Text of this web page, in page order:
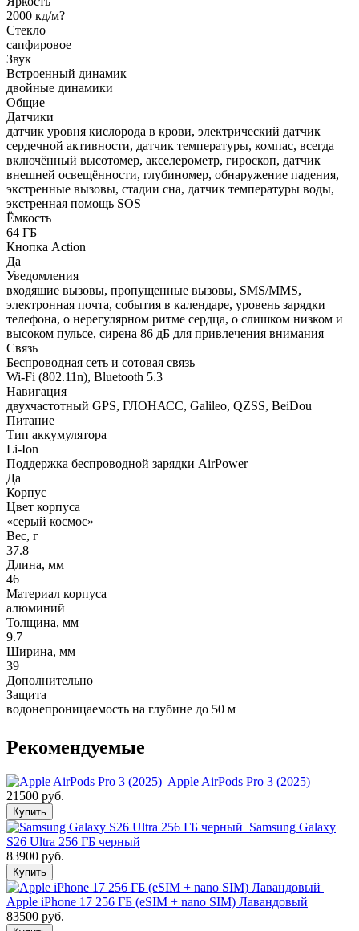
2000 кд/м?
Стекло
сапфировое
Звук
Встроенный динамик
двойные динамики
Общие
Датчики
датчик уровня кислорода в крови, электрический датчик
сердечной активности, датчик температуры, компас, всегда
включённый высотомер, акселерометр, гироскоп, датчик
внешней освещённости, глубиномер, обнаружение падения,
экстренные вызовы, стадии сна, датчик температуры воды,
экстренная помощь SOS
Ёмкость
64 ГБ
Кнопка Action
Да
Уведомления
входящие вызовы, пропущенные вызовы, SMS/MMS,
электронная почта, события в календаре, уровень зарядки
телефона, о нерегулярном ритме сердца, о слишком низком и
высоком пульсе, сирена 86 дБ для привлечения внимания
Связь
Беспроводная сеть и сотовая связь
Wi-Fi (802.11n), Bluetooth 5.3
Навигация
двухчастотный GPS, ГЛОНАСС, Galileo, QZSS, BeiDou
Питание
Тип аккумулятора
Li-Ion
Поддержка беспроводной зарядки AirPower
Да
Корпус
Цвет корпуса
«серый космос»
Вес, г
37.8
Длина, мм
46
Материал корпуса
алюминий
Толщина, мм
9.7
Ширина, мм
39
Дополнительно
Защита
водонепроницаемость на глубине до 50 м
Рекомендуемые
Apple AirPods Pro 3 (2025)
21500 руб.
Купить
Samsung Galaxy
S26 Ultra 256 ГБ черный
83900 руб.
Купить
Apple iPhone 17 256 ГБ (eSIM + nano SIM) Лавандовый
83500 руб.